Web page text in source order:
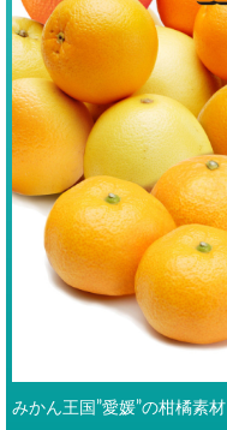
みかん王国”愛媛”の柑橘素材